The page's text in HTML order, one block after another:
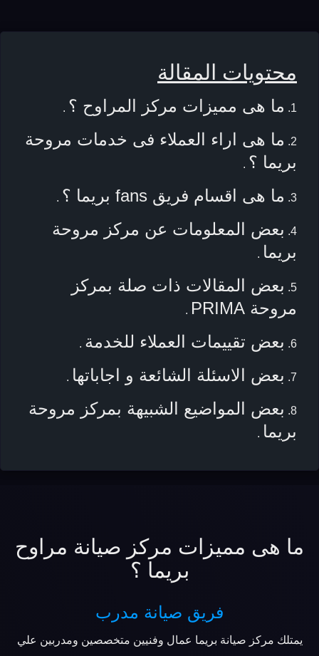
محتويات المقالة
ما هى مميزات مركز المراوح ؟ .
ما هى اراء العملاء فى خدمات مروحة
بريما ؟ .
ما هى اقسام فريق fans بريما ؟ .
بعض المعلومات عن مركز مروحة
بريما .
بعض المقالات ذات صلة بمركز
مروحة PRIMA
.
بعض تقييمات العملاء للخدمة .
بعض الاسئلة الشائعة و اجاباتها .
بعض المواضيع الشبيهة بمركز مروحة
بريما .
ما هى مميزات مركز صيانة مراوح
بريما ؟
فريق صيانة مدرب
يمتلك مركز صيانة بريما عمال وفنيين متخصصين ومدربين علي